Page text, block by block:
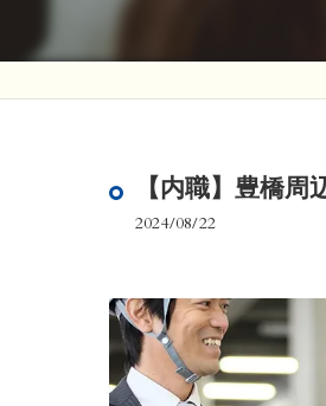
【内職】豊橋
2024/08/22